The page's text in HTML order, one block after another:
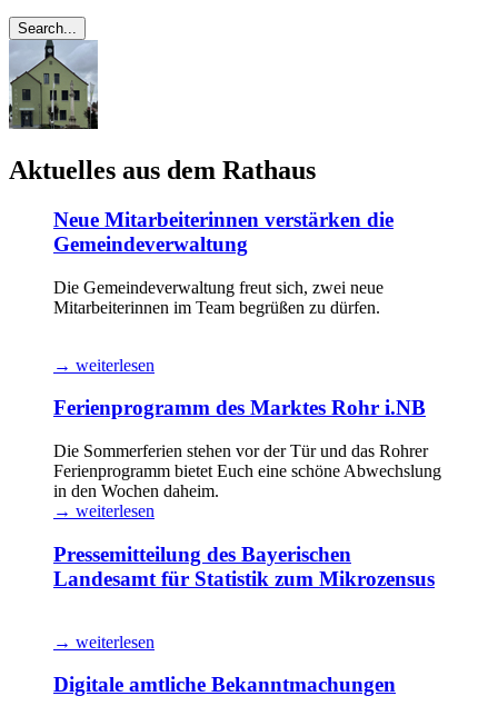
Aktuelles aus dem Rathaus
Neue Mitarbeiterinnen verstärken die
Gemeindeverwaltung
Die Gemeindeverwaltung freut sich, zwei neue
Mitarbeiterinnen im Team begrüßen zu dürfen.
→ weiterlesen
Ferienprogramm des Marktes Rohr i.NB
Die Sommerferien stehen vor der Tür und das Rohrer
Ferienprogramm bietet Euch eine schöne Abwechslung
in den Wochen daheim.
→ weiterlesen
Pressemitteilung des Bayerischen
Landesamt für Statistik zum Mikrozensus
→ weiterlesen
Digitale amtliche Bekanntmachungen